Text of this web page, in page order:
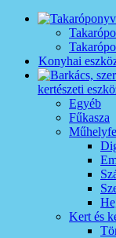
Konyhai
kertészeti
Egyéb
Fűkasza
Kert és